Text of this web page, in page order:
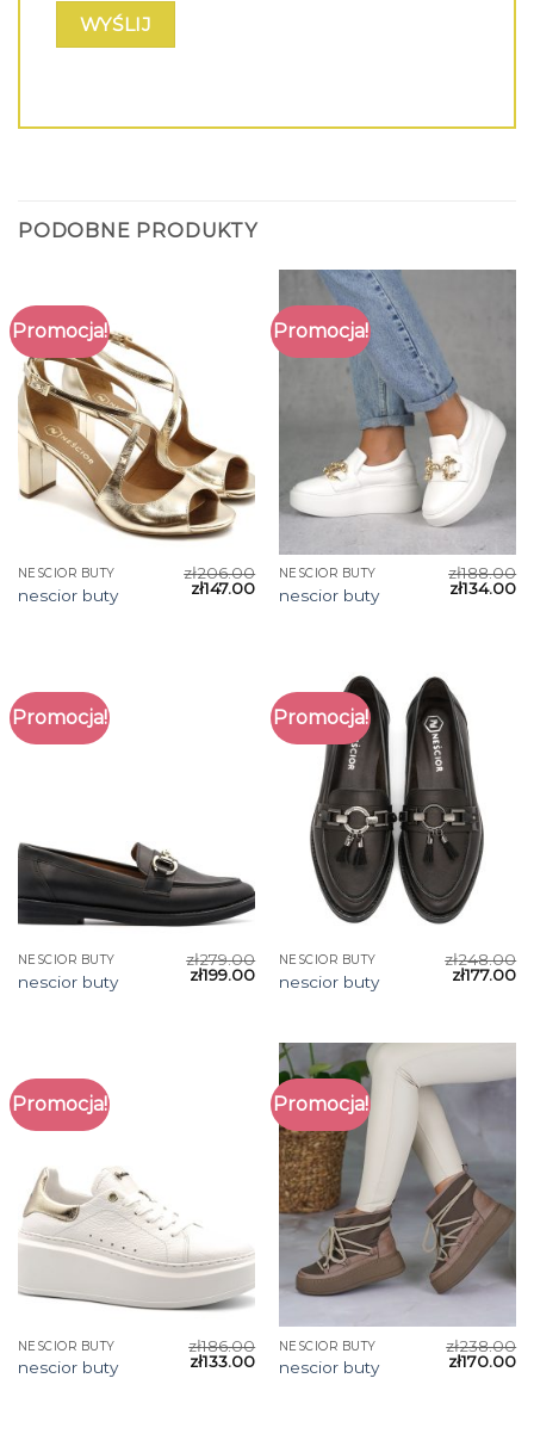
PODOBNE PRODUKTY
Promocja!
NESCIOR BUTY
nescior buty
zł206.00
zł147.00
Promocja!
NESCIOR BUTY
nescior buty
zł188.00
zł134.00
Promocja!
NESCIOR BUTY
nescior buty
zł279.00
zł199.00
Promocja!
NESCIOR BUTY
nescior buty
zł248.00
zł177.00
Promocja!
NESCIOR BUTY
nescior buty
zł186.00
zł133.00
Promocja!
NESCIOR BUTY
nescior buty
zł238.00
zł170.00